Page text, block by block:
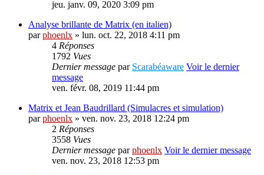
jeu. janv. 09, 2020 3:09 pm
Analyse brillante de Matrix (en italien)
parphoenlx » lun. oct. 22, 2018 4:11 pm
4 Réponses
1792 Vues
Dernier message par Scarabéaware Voir le dernier
message
ven. févr. 08, 2019 11:44 pm
Matrix et Jean Baudrillard (Simulacres et simulation)
parphoenlx » ven. nov. 23, 2018 12:24 pm
2 Réponses
3558 Vues
Dernier message parphoenlx Voir le dernier message
ven. nov. 23, 2018 12:53 pm